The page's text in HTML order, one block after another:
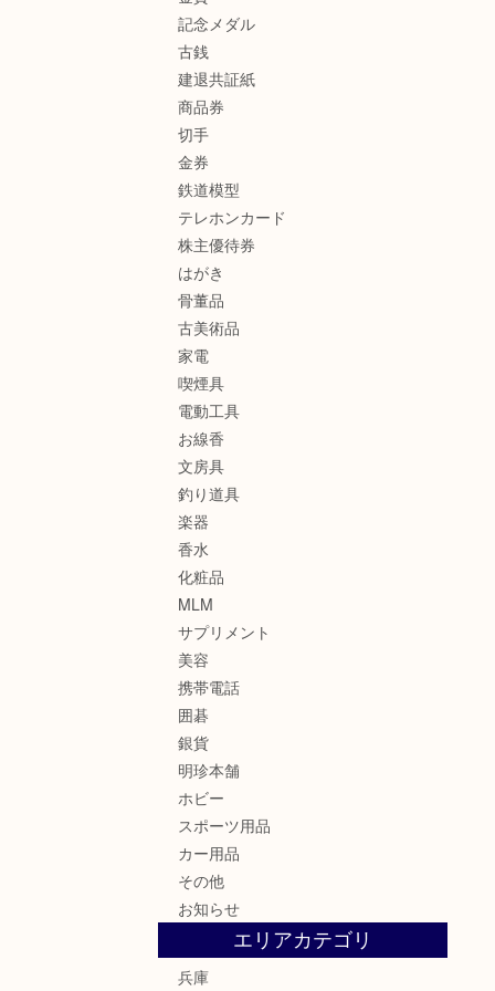
記念メダル
古銭
建退共証紙
商品券
切手
金券
鉄道模型
テレホンカード
株主優待券
はがき
骨董品
古美術品
家電
喫煙具
電動工具
お線香
文房具
釣り道具
楽器
香水
化粧品
MLM
サプリメント
美容
携帯電話
囲碁
銀貨
明珍本舗
ホビー
スポーツ用品
カー用品
その他
お知らせ
エリアカテゴリ
兵庫